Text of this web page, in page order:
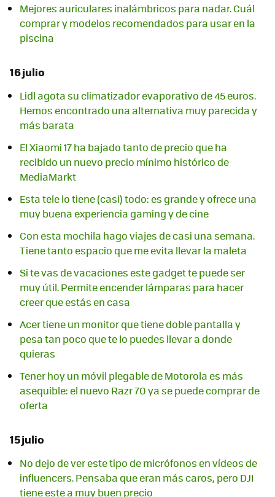
Mejores auriculares inalámbricos para nadar. Cuál
comprar y modelos recomendados para usar en la
piscina
16 julio
Lidl agota su climatizador evaporativo de 45 euros.
Hemos encontrado una alternativa muy parecida y
más barata
El Xiaomi 17 ha bajado tanto de precio que ha
recibido un nuevo precio mínimo histórico de
MediaMarkt
Esta tele lo tiene (casi) todo: es grande y ofrece una
muy buena experiencia gaming y de cine
Con esta mochila hago viajes de casi una semana.
Tiene tanto espacio que me evita llevar la maleta
Si te vas de vacaciones este gadget te puede ser
muy útil. Permite encender lámparas para hacer
creer que estás en casa
Acer tiene un monitor que tiene doble pantalla y
pesa tan poco que te lo puedes llevar a donde
quieras
Tener hoy un móvil plegable de Motorola es más
asequible: el nuevo Razr 70 ya se puede comprar de
oferta
15 julio
No dejo de ver este tipo de micrófonos en vídeos de
influencers. Pensaba que eran más caros, pero DJI
tiene este a muy buen precio